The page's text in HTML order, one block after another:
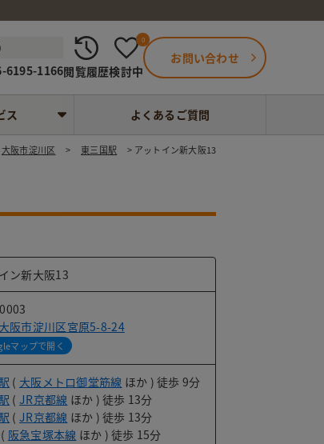
1166閲覧履歴検討中
0
お問い合わせ
ス よくあるご質問
大阪市淀川区 東三国駅 アットイン新大阪13
イン新大阪13
大阪市淀川区宮原5-8-24
マップで開く
( 大阪メトロ御堂筋線 ほか ) 徒歩 9分
( JR京都線 ほか ) 徒歩 13分
( JR京都線 ほか ) 徒歩 13分
( 阪急宝塚本線 ほか ) 徒歩 15分